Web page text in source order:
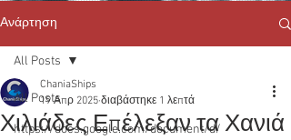
Ανάρτηση
All Posts
https://docs.google.com/document/d/
All Posts
Χιλιάδες Επέλεξαν τα Χανιά
ChaniaShips
19 Απρ 2025 διαβάστηκε 1 λεπτά